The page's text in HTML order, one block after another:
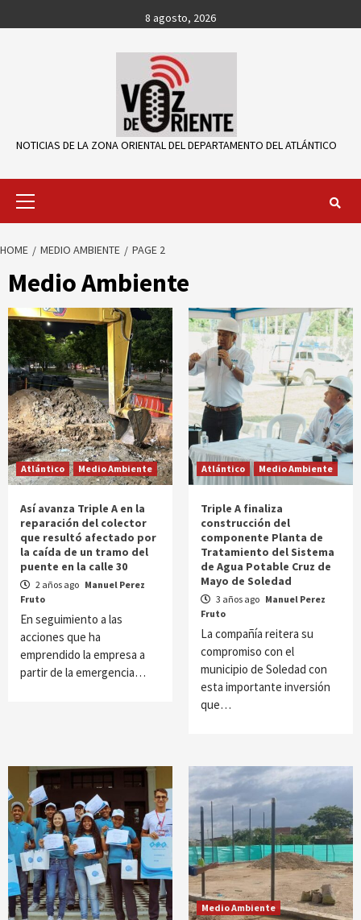
to
8 agosto, 2026
NOTICIAS DE LA ZONA ORIENTAL DEL DEPARTAMENTO DEL ATLÁNTICO
Primary
HOME MEDIO AMBIENTE PAGE 2
Medio Ambiente
Atlántico Medio Ambiente
Así avanza Triple A en la
reparación del colector
que resultó afectado por
la caída de un tramo del
puente en la calle 30
2 años ago Manuel Perez
Fruto
En seguimiento a las
acciones que ha
emprendido la empresa a
partir de la emergencia…
Atlántico Medio Ambiente
Triple A finaliza
construcción del
componente Planta de
Tratamiento del Sistema
de Agua Potable Cruz de
Mayo de Soledad
3 años ago Manuel Perez
Fruto
La compañía reitera su
compromiso con el
municipio de Soledad con
esta importante inversión
que…
Medio Ambiente